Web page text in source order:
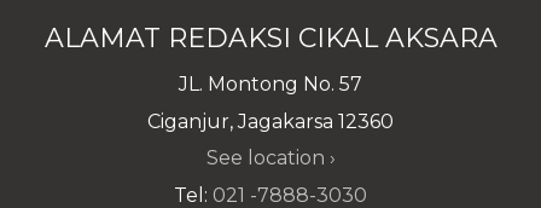
ALAMAT REDAKSI CIKAL AKSARA
JL. Montong No. 57
Ciganjur, Jagakarsa 12360
See location ›
Tel: 021 -7888-3030